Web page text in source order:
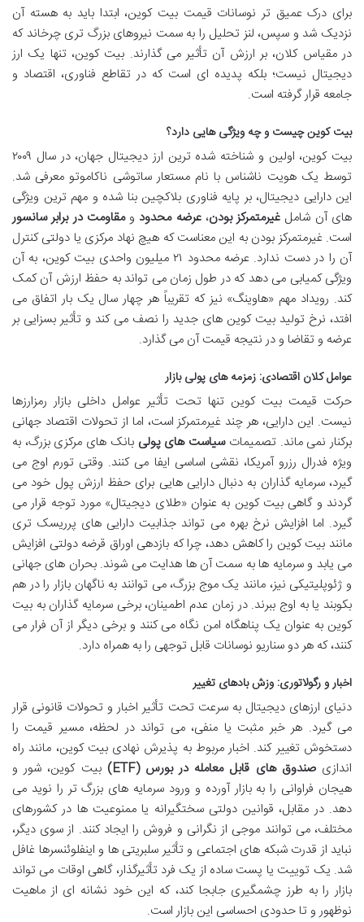
برای درک عمیق تر نوسانات قیمت بیت کوین، ابتدا باید به هسته آن
نزدیک شد و سپس، لنز تحلیل را به سمت نیروهای بزرگ تری چرخاند که
در مقیاس کلان، بر ارزش آن تأثیر می گذارند. بیت کوین، تنها یک ارز
دیجیتال نیست؛ بلکه پدیده ای است که در تقاطع فناوری، اقتصاد و
جامعه قرار گرفته است.
بیت کوین چیست و چه ویژگی هایی دارد؟
بیت کوین، اولین و شناخته شده ترین ارز دیجیتال جهان، در سال ۲۰۰۹
توسط یک هویت ناشناس با نام مستعار ساتوشی ناکاموتو معرفی شد.
این دارایی دیجیتال، بر پایه فناوری بلاکچین بنا شده و مهم ترین ویژگی
های آن شامل غیرمتمرکز بودن،عرضه محدود ومقاومت در برابر سانسور
است. غیرمتمرکز بودن به این معناست که هیچ نهاد مرکزی یا دولتی کنترل
آن را در دست ندارد. عرضه محدود ۲۱ میلیون واحدی بیت کوین، به آن
ویژگی کمیابی می دهد که در طول زمان می تواند به حفظ ارزش آن کمک
کند. رویداد مهم «هاوینگ» نیز که تقریباً هر چهار سال یک بار اتفاق می
افتد، نرخ تولید بیت کوین های جدید را نصف می کند و تأثیر بسزایی بر
عرضه و تقاضا و در نتیجه قیمت آن می گذارد.
عوامل کلان اقتصادی: زمزمه های پولی بازار
حرکت قیمت بیت کوین تنها تحت تأثیر عوامل داخلی بازار رمزارزها
نیست. این دارایی، هر چند غیرمتمرکز است، اما از تحولات اقتصاد جهانی
برکنار نمی ماند. تصمیماتسیاست های پولی بانک های مرکزی بزرگ، به
ویژه فدرال رزرو آمریکا، نقشی اساسی ایفا می کنند. وقتی تورم اوج می
گیرد، سرمایه گذاران به دنبال دارایی هایی برای حفظ ارزش پول خود می
گردند و گاهی بیت کوین به عنوان «طلای دیجیتال» مورد توجه قرار می
گیرد. اما افزایش نرخ بهره می تواند جذابیت دارایی های پرریسک تری
مانند بیت کوین را کاهش دهد، چرا که بازدهی اوراق قرضه دولتی افزایش
می یابد و سرمایه ها به سمت آن ها هدایت می شوند. بحران های جهانی
و ژئوپلیتیکی نیز، مانند یک موج بزرگ، می توانند به ناگهان بازار را در هم
بکوبند یا به اوج ببرند. در زمان عدم اطمینان، برخی سرمایه گذاران به بیت
کوین به عنوان یک پناهگاه امن نگاه می کنند و برخی دیگر از آن فرار می
کنند، که هر دو سناریو نوسانات قابل توجهی را به همراه دارد.
اخبار و رگولاتوری: وزش بادهای تغییر
دنیای ارزهای دیجیتال به سرعت تحت تأثیر اخبار و تحولات قانونی قرار
می گیرد. هر خبر مثبت یا منفی، می تواند در لحظه، مسیر قیمت را
دستخوش تغییر کند. اخبار مربوط به پذیرش نهادی بیت کوین، مانند راه
اندازیصندوق های قابل معامله در بورس (ETF)
بیت کوین، شور و
هیجان فراوانی را به بازار آورده و ورود سرمایه های بزرگ تر را نوید می
دهد. در مقابل، قوانین دولتی سختگیرانه یا ممنوعیت ها در کشورهای
مختلف، می توانند موجی از نگرانی و فروش را ایجاد کنند. از سوی دیگر،
نباید از قدرت شبکه های اجتماعی و تأثیر سلبریتی ها و اینفلوئنسرها غافل
شد. یک توییت یا پست ساده از یک فرد تأثیرگذار، گاهی اوقات می تواند
بازار را به طرز چشمگیری جابجا کند، که این خود نشانه ای از ماهیت
نوظهور و تا حدودی احساسی این بازار است.